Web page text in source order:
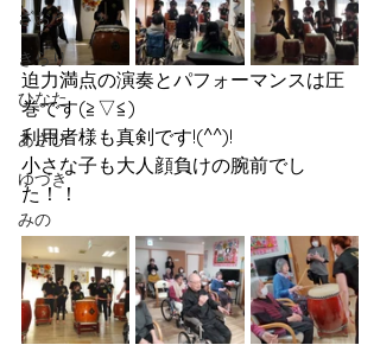
ざおう
きらり
ひなた
あさひ
ゆづき
みの
迫力満点の演奏とパフォーマンスは圧
巻です(≧▽≦)
利用者様も真剣です!(^^)!
小さな子も大人顔負けの腕前でし
た！！